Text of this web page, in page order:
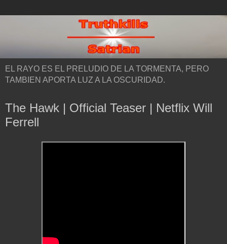
EL RAYO ES EL PRELUDIO DE LA TORMENTA, PERO
TAMBIEN APORTA LUZ A LA OSCURIDAD.
The Hawk | Official Teaser | Netflix Will
Ferrell